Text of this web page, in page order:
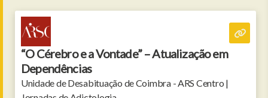
“O Cérebro e a Vontade” – Atualização em
Dependências
Unidade de Desabituação de Coimbra - ARS Centro |